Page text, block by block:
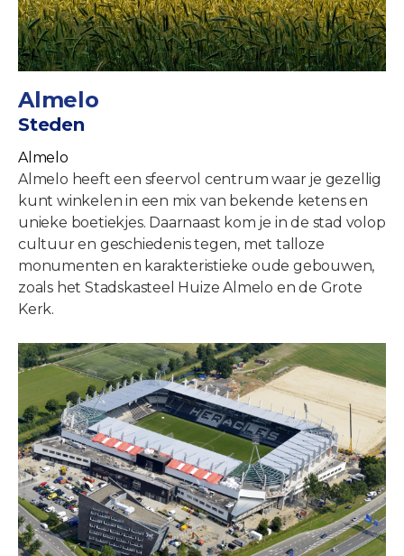
Almelo
Steden
Almelo
Almelo heeft een sfeervol centrum waar je gezellig
kunt winkelen in een mix van bekende ketens en
unieke boetiekjes. Daarnaast kom je in de stad volop
cultuur en geschiedenis tegen, met talloze
monumenten en karakteristieke oude gebouwen,
zoals het Stadskasteel Huize Almelo en de Grote
Kerk.